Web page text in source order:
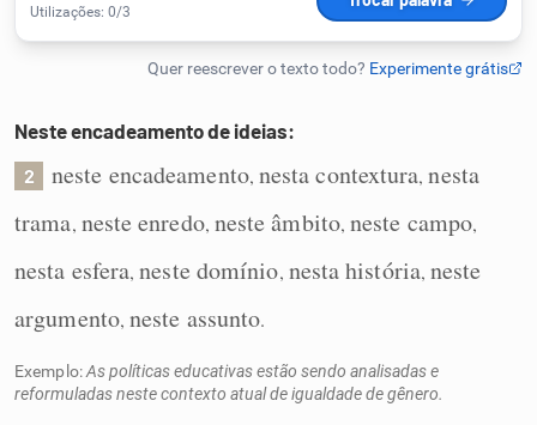
Dicionário
Neste encadeamento de ideias:
2 neste encadeamento, nesta contextura,nesta
trama, neste enredo, neste âmbito, neste campo,
nesta esfera,neste domínio, nesta história, neste
argumento, neste assunto.
Exemplo:As políticas educativas estão sendo analisadas e
reformuladas neste contexto atual de igualdade de gênero.